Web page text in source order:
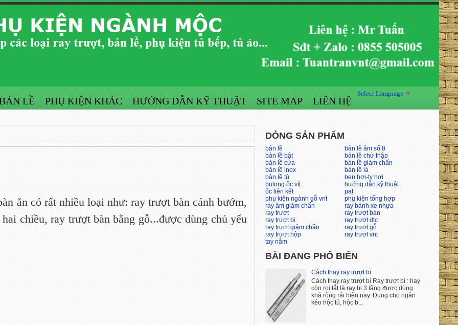
LỀ PHỤ KIỆN KHÁC HƯỚNG DẪN KỸ THUẬT SITE MAP LIÊN HỆ
Select Language ▼
ăn có rất nhiều loại như: ray trượt bàn cánh bướm,
chiều, ray trượt bàn bằng gỗ...được dùng chủ yếu
DÒNG SẢN PHẨM
bản lề
bản lề âm số 8
bản lề bật
bản lề chử thập
bản lề cửa
bản lề giảm chấn
bản lề inox
bản lề lá
bản lề tủ
ben hơi-ty hơi
bulong ốc vít
hướng dẫn kỹ thuật
ốc liên kết
pat
phụ kiện ngành gỗ vnt
phụ kiện tổng hợp
ray âm giảm chấn
ray bánh xe nhựa
ray trượt
ray trượt bàn
ray trượt bi
ray trượt dtc
ray trượt giảm chấn
ray trượt gỗ
ray trượt hộp
ray trượt vnt
tay nắm
BÀI ĐANG PHỔ BIẾN
Cách thay ray trượt bi
Cách thay ray trượt bi Ray trượt bi : hay
còn rọi tắt là ray bi 3 tầng được dùng
khá rộng rải hiện nay. Dung cho ngăn
kéo hộc tủ, hộc b...